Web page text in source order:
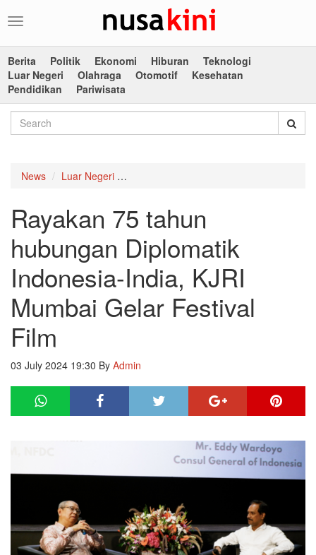
Toggle
Berita
Politik Ekonomi Hiburan
Teknologi
Luar Negeri
Olahraga Otomotif
Kesehatan
Pendidikan
Pariwisata
News Luar Negeri
Rayakan 75 tahun
hubungan Diplomatik
Indonesia-India, KJRI
Mumbai Gelar Festival
Film
03 July 2024 19:30 By Admin